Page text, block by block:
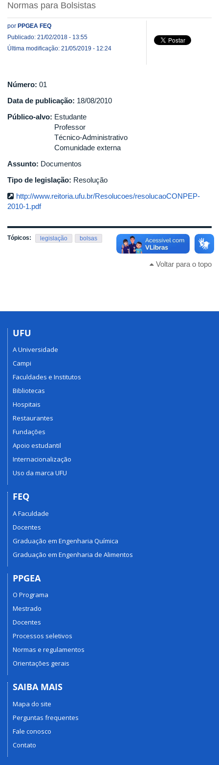
Normas para Bolsistas
por PPGEA FEQ
Publicado: 21/02/2018 - 13:55
Última modificação: 21/05/2019 - 12:24
Número: 01
Data de publicação: 18/08/2010
Público-alvo: Estudante
Professor
Técnico-Administrativo
Comunidade externa
Assunto: Documentos
Tipo de legislação: Resolução
http://www.reitoria.ufu.br/Resolucoes/resolucaoCONPEP-
2010-1.pdf
Tópicos: legislação bolsas
Voltar para o topo
UFU
A Universidade
Campi
Faculdades e Institutos
Bibliotecas
Hospitais
Restaurantes
Fundações
Apoio estudantil
Internacionalização
Uso da marca UFU
FEQ
A Faculdade
Docentes
Graduação em Engenharia Química
Graduação em Engenharia de Alimentos
PPGEA
O Programa
Mestrado
Docentes
Processos seletivos
Normas e regulamentos
Orientações gerais
SAIBA MAIS
Mapa do site
Perguntas frequentes
Fale conosco
Contato